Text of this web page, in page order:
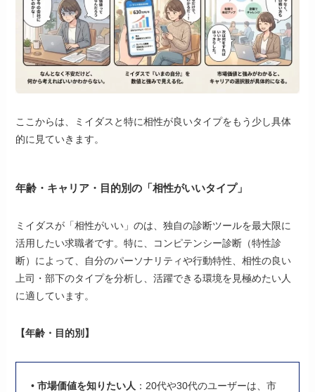
ここからは、ミイダスと特に相性が良いタイプをもう少し具体
的に見ていきます。
年齢・キャリア・目的別の「相性がいいタイプ」
ミイダスが「相性がいい」のは、独自の診断ツールを最大限に
活用したい求職者です。特に、コンピテンシー診断（特性診
断）によって、自分のパーソナリティや行動特性、相性の良い
上司・部下のタイプを分析し、活躍できる環境を見極めたい人
に適しています。
【年齢・目的別】
•市場価値を知りたい人 ：20代や30代のユーザーは、市